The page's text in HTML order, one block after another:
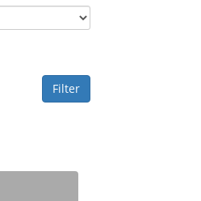
Filter